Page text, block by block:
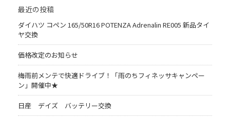
最近の投稿
ダイハツ コペン 165/50R16 POTENZA Adrenalin RE005 新品タイ
ヤ交換
価格改定のお知らせ
梅雨前メンテで快適ドライブ！「雨のちフィネッサキャンペー
ン」開催中★
日産 デイズ バッテリー交換